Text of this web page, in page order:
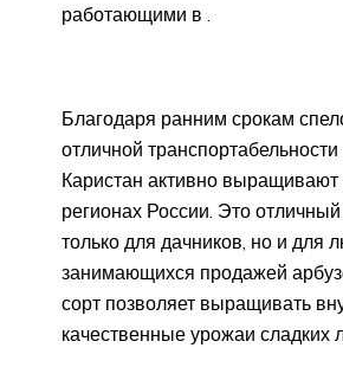
работающими в .
Благодаря ранним срокам
отличной транспортабельности
Каристан активно выращивают
регионах России. Это
только для дачников, но и для
занимающихся продажей
сорт позволяет выращивать
качественные урожаи сладких